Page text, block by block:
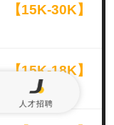
【15K-30K】
【15K-18K】
人才招聘